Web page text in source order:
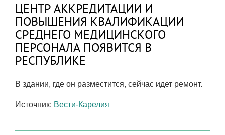
ЦЕНТР АККРЕДИТАЦИИ И
ПОВЫШЕНИЯ КВАЛИФИКАЦИИ
СРЕДНЕГО МЕДИЦИНСКОГО
ПЕРСОНАЛА ПОЯВИТСЯ В
РЕСПУБЛИКЕ
В здании, где он разместится, сейчас идет ремонт.
Источник: Вести-Карелия